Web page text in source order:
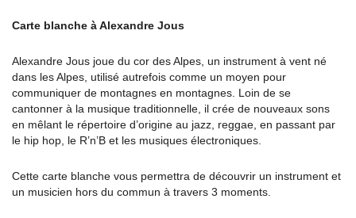
Carte blanche à Alexandre Jous
Alexandre Jous joue du cor des Alpes, un instrument à vent né
dans les Alpes, utilisé autrefois comme un moyen pour
communiquer de montagnes en montagnes. Loin de se
cantonner à la musique traditionnelle, il crée de nouveaux sons
en mêlant le répertoire d’origine au jazz, reggae, en passant par
le hip hop, le R’n’B et les musiques électroniques.
Cette carte blanche vous permettra de découvrir un instrument et
un musicien hors du commun à travers 3 moments.